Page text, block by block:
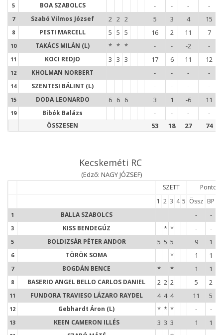
5 BOA SZABOLCS - - - -
7 Szabó Vilmos József 2 2 2 5 3 4 15
8 PESTI MARCELL 5 5 5 16 2 11 7
10 TAKÁCS MILÁN (L) * * * - - -2 -
11 KOCI REDJO 3 3 3 17 6 11 12
12 KHOLMAN NORBERT - - - -
14 SZENTESI BÁLINT (L) - - - -
15 DODA LEONARDO 6 6 6 3 1 -6 11
19 Bibók Balázs - - - -
ÖSSZESEN 53 18 27 74
Kecskeméti RC
(Edző: NAGY JÓZSEF)
SZETT
Pontok
1 2 3 4 5 Össz BP
1 BALLA SZABOLCS - -
3 KISS BENDEGÚZ * * - -
5 BOLDIZSÁR PÉTER ANDOR 5 5 5 9 1
6 TÖRÖK SOMA * 1 1
7 BOGDÁN BENCE * * 1 1
8 BASERIO ANGEL BELLO CARLOS DANIEL 2 2 2 5 2
11 FUNDORA TRAVIESO LÁZARO RAYDEL 4 4 4 11 5
12 Gebhardt Áron (L) * * * - -
13 KEEN CAMERON ILLÉS 3 3 3 1 1